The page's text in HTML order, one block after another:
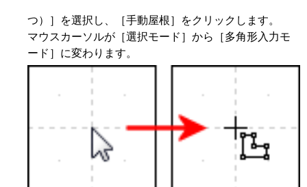
つ）］を選択し、［手動屋根］をクリックします。
マウスカーソルが［選択モード］から［多角形入力モ
ード］に変わります。